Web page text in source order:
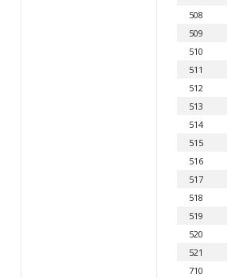
508
509
510
511
512
513
514
515
516
517
518
519
520
521
710